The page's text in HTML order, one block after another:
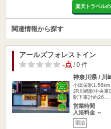
楽天トラベル
関連情報から探す
アールズフォレストイン
-点/ 0 件
神奈川県 / 川
小田栄駅1.56km
JR川崎駅中央東
駅下車計約26…
営業時間
入浴料金 ～
宿泊